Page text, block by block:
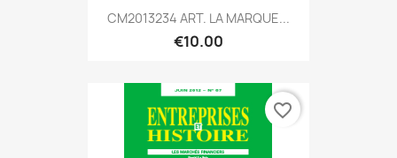
CM2013234 ART. LA MARQUE...
€10.00
favorite_border